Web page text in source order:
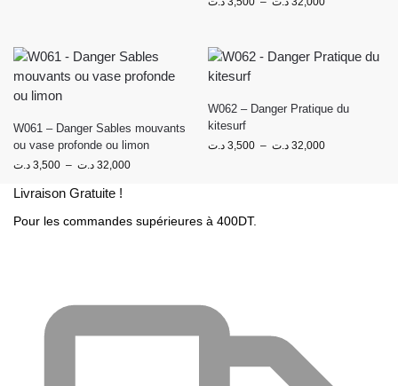
W061 – Danger Sables mouvants
ou vase profonde ou limon
3,500 د.ت – 32,000 د.ت
W062 – Danger Pratique du
kitesurf
3,500 د.ت – 32,000 د.ت
Livraison Gratuite !
Pour les commandes supérieures à 400DT.